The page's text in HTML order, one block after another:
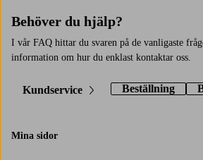
Behöver du hjälp?
I vår FAQ hittar du svaren på de vanligaste
information om hur du enklast kontaktar oss.
Kundservice Beställning
Mina sidor